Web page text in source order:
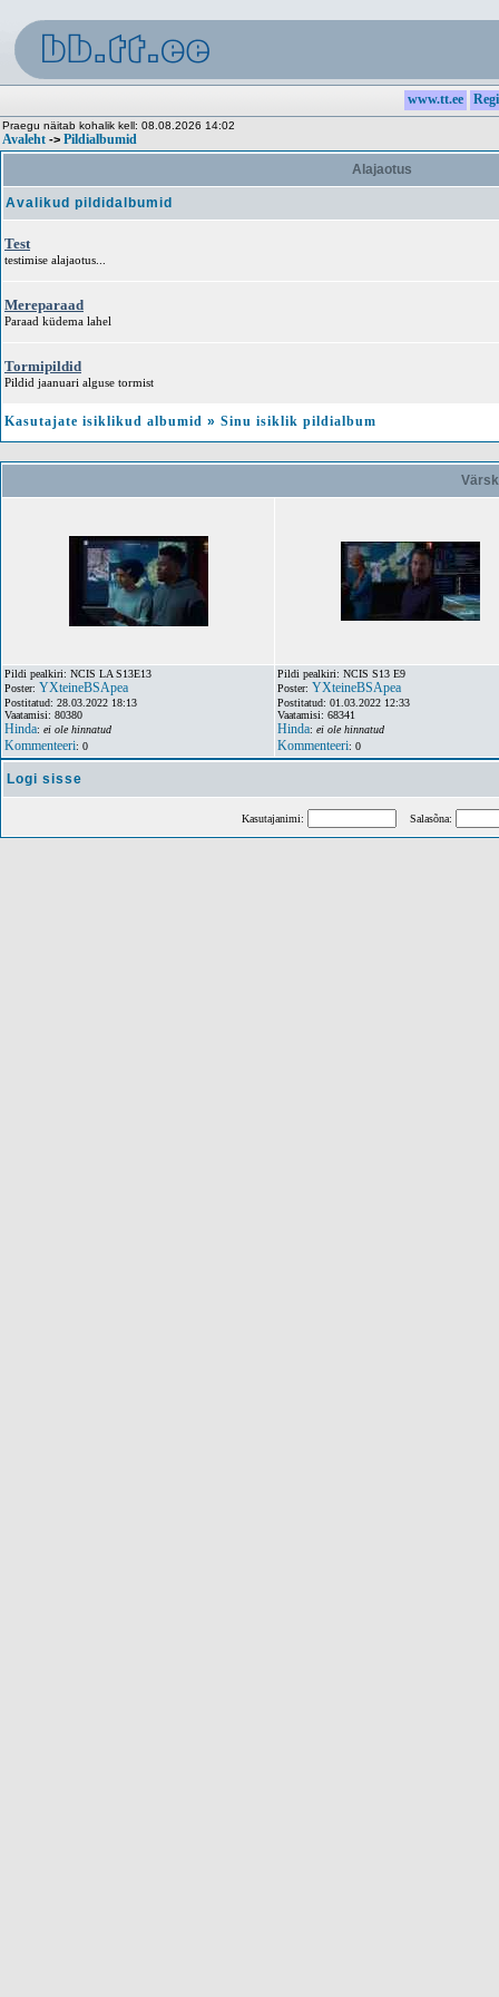
www.tt.ee
Praegu näitab kohalik kell: 08.08.2026 14:02
Avaleht -> Pildialbumid
Alajaotus
Avalikud pildidalbumid
Test
testimise alajaotus...
Mereparaad
Paraad küdema lahel
Tormipildid
Pildid jaanuari alguse tormist
Kasutajate isiklikud albumid » Sinu isiklik pildialbum
Pildi pealkiri: NCIS LA S13E13
Poster: YXteineBSApea
Postitatud: 28.03.2022 18:13
Vaatamisi: 80380
Hinda: ei ole hinnatud
Kommenteeri: 0
Pildi pealkiri: NCIS S13 E9
Poster: YXteineBSApea
Postitatud: 01.03.2022 12:33
Vaatamisi: 68341
Hinda: ei ole hinnatud
Kommenteeri: 0
Logi sisse
Kasutajanimi: Salasõna: